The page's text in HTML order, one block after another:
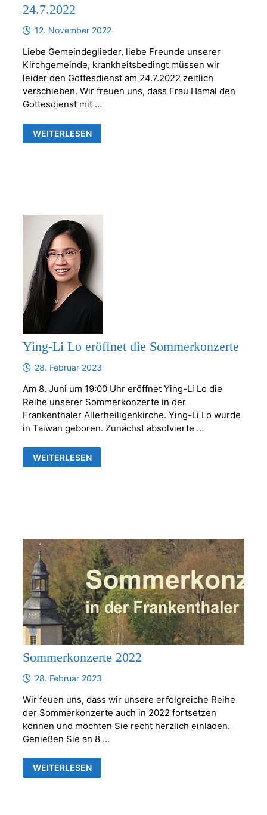
24.7.2022
12. November 2022
Liebe Gemeindeglieder, liebe Freunde unserer
Kirchgemeinde, krankheitsbedingt müssen wir
leider den Gottesdienst am 24.7.2022 zeitlich
verschieben. Wir freuen uns, dass Frau Hamal den
Gottesdienst mit …
NEUE
UHRZEIT
WEITERLESEN
Ying-Li Lo eröffnet die Sommerkonzerte
28. Februar 2023
Am 8. Juni um 19:00 Uhr eröffnet Ying-Li Lo die
Reihe unserer Sommerkonzerte in der
Frankenthaler Allerheiligenkirche. Ying-Li Lo wurde
in Taiwan geboren. Zunächst absolvierte …
YING-
LI
WEITERLESEN
Sommerkonzerte 2022
28. Februar 2023
Wir feuen uns, dass wir unsere erfolgreiche Reihe
der Sommerkonzerte auch in 2022 fortsetzen
können und möchten Sie recht herzlich einladen.
Genießen Sie an 8 …
SOMMERKONZERTE
2022
WEITERLESEN